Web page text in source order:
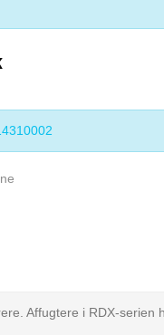
Affugtere i RDX-serien